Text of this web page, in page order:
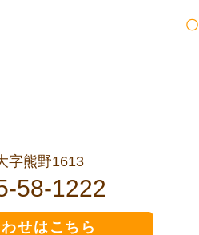
字熊野1613
58-1222
せはこちら